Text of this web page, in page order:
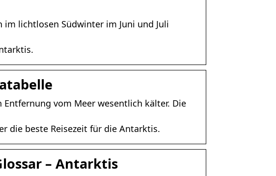
lichtlosen Südwinter im Juni und Juli
vom Meer wesentlich kälter. Die
die beste Reisezeit für die Antarktis.
– Antarktis